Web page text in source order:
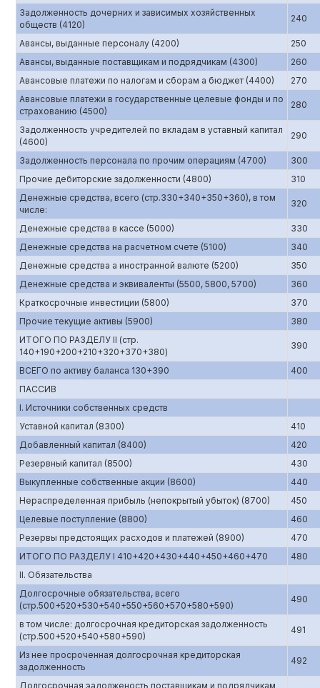
Задолженность дочерних и зависимых хозяйственных
обществ (4120)
240
Авансы, выданные персоналу (4200)
250
Авансы, выданные поставщикам и подрядчикам (4300)
260
Авансовые платежи по налогам и сборам а бюджет (4400)
270
Авансовые платежи в государственные целевые фонды и по
страхованию (4500)
280
Задолженность учредителей по вкладам в уставный капитал
(4600)
290
Задолженность персонала по прочим операциям (4700)
300
Прочие дебиторские задолженности (4800)
310
Денежные средства, всего (стр.330+340+350+360), в том
числе:
320
Денежные средства в кассе (5000)
330
Денежные средства на расчетном счете (5100)
340
Денежные средства а иностранной валюте (5200)
350
Денежные средства и эквиваленты (5500, 5800, 5700)
360
Краткосрочные инвестиции (5800)
370
Прочие текущие активы (5900)
380
ИТОГО ПО РАЗДЕЛУ II (стр.
140+190+200+210+320+370+380)
390
ВСЕГО по активу баланса 130+390
400
ПАССИВ
I. Источники собственных средств
Уставной капитал (8300)
410
Добавленный капитал (8400)
420
Резервный капитал (8500)
430
Выкупленные собственные акции (8600)
440
Нераспределенная прибыль (непокрытый убыток) (8700)
450
Целевые поступление (8800)
460
Резервы предстоящих расходов и платежей (8900)
470
ИТОГО ПО РАЗДЕЛУ I 410+420+430+440+450+460+470
480
II. Обязательства
Долгосрочные обязательства, всего
(стр.500+520+530+540+550+560+570+580+590)
490
в том числе: долгосрочная кредиторская задолженность
(стр.500+520+540+580+590)
491
Из нее просроченная долгосрочная кредиторская
задолженность
492
Долгосрочная эадолженость поставщикам и подрядчикам